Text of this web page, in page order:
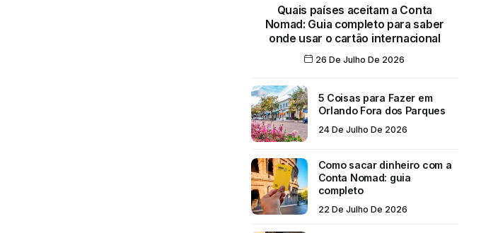
Quais países aceitam a Conta
Nomad: Guia completo para saber
onde usar o cartão internacional
26 De Julho De 2026
5 Coisas para Fazer em
Orlando Fora dos Parques
24 De Julho De 2026
Como sacar dinheiro com a
Conta Nomad: guia
completo
22 De Julho De 2026